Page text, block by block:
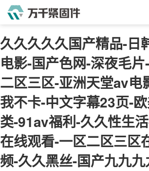
久久久久久国产精品-日
电影-国产色网-深夜毛
二区三区-亚洲天堂av电
我不卡-中文字幕23页-欧
类-91av福利-久久性生活
在线观看-一区二区三区
频-久久黑丝-国产九九